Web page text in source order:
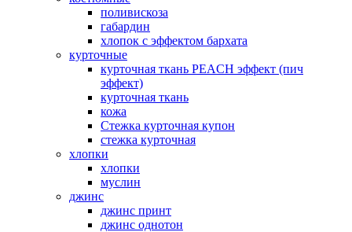
поливискоза
габардин
хлопок с эффектом бархата
курточные
курточная ткань PEACH эффект (пич
эффект)
курточная ткань
кожа
Стежка курточная купон
стежка курточная
хлопки
хлопки
муслин
джинс
джинс принт
джинс однотон